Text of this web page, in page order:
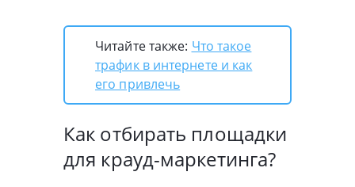
Читайте также: Что такое
трафик в интернете и как
его привлечь
Как отбирать площадки
для крауд-маркетинга?